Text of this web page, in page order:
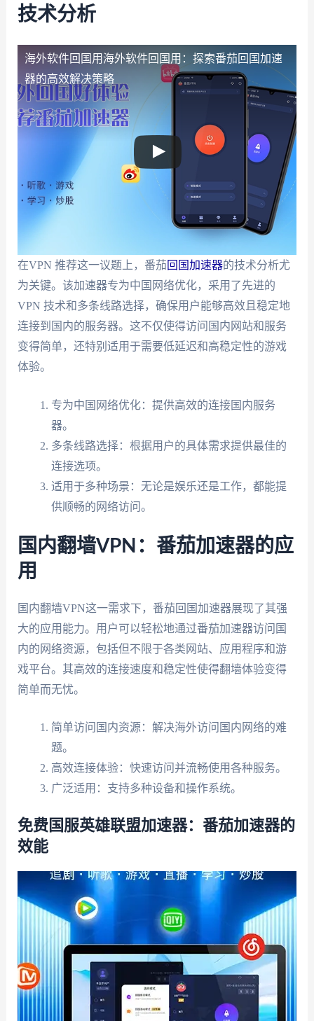
技术分析
海外软件回国用 海外软件回国用：探索番茄回国加速
器的高效解决策略
在VPN 推荐这一议题上，番茄回国加速器的技术分析尤
为关键。该加速器专为中国网络优化，采用了先进的
VPN 技术和多条线路选择，确保用户能够高效且稳定地
连接到国内的服务器。这不仅使得访问国内网站和服务
变得简单，还特别适用于需要低延迟和高稳定性的游戏
体验。
专为中国网络优化：提供高效的连接国内服务
器。
多条线路选择：根据用户的具体需求提供最佳的
连接选项。
适用于多种场景：无论是娱乐还是工作，都能提
供顺畅的网络访问。
国内翻墙VPN：番茄加速器的应
用
国内翻墙VPN这一需求下，番茄回国加速器展现了其强
大的应用能力。用户可以轻松地通过番茄加速器访问国
内的网络资源，包括但不限于各类网站、应用程序和游
戏平台。其高效的连接速度和稳定性使得翻墙体验变得
简单而无忧。
简单访问国内资源：解决海外访问国内网络的难
题。
高效连接体验：快速访问并流畅使用各种服务。
广泛适用：支持多种设备和操作系统。
免费国服英雄联盟加速器：番茄加速器的
效能